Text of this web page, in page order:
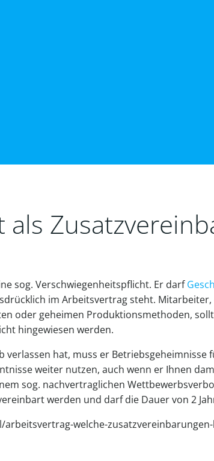
als
sog. Verschwiegenheitspflicht. Er darf
im Arbeitsvertrag steht.
oder geheimen Produktionsmethoden,
hingewiesen werden.
hat, muss er Betriebsgeheimnisse
weiter nutzen, auch wenn er Ihnen
sog. nachvertraglichen
werden und darf die Dauer von 2
welche-